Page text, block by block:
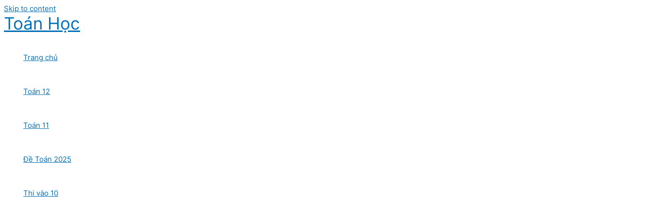
Skip to content
Toán Học
Trang chủ
Toán 12
Toán 11
Đề Toán 2025
Thi vào 10